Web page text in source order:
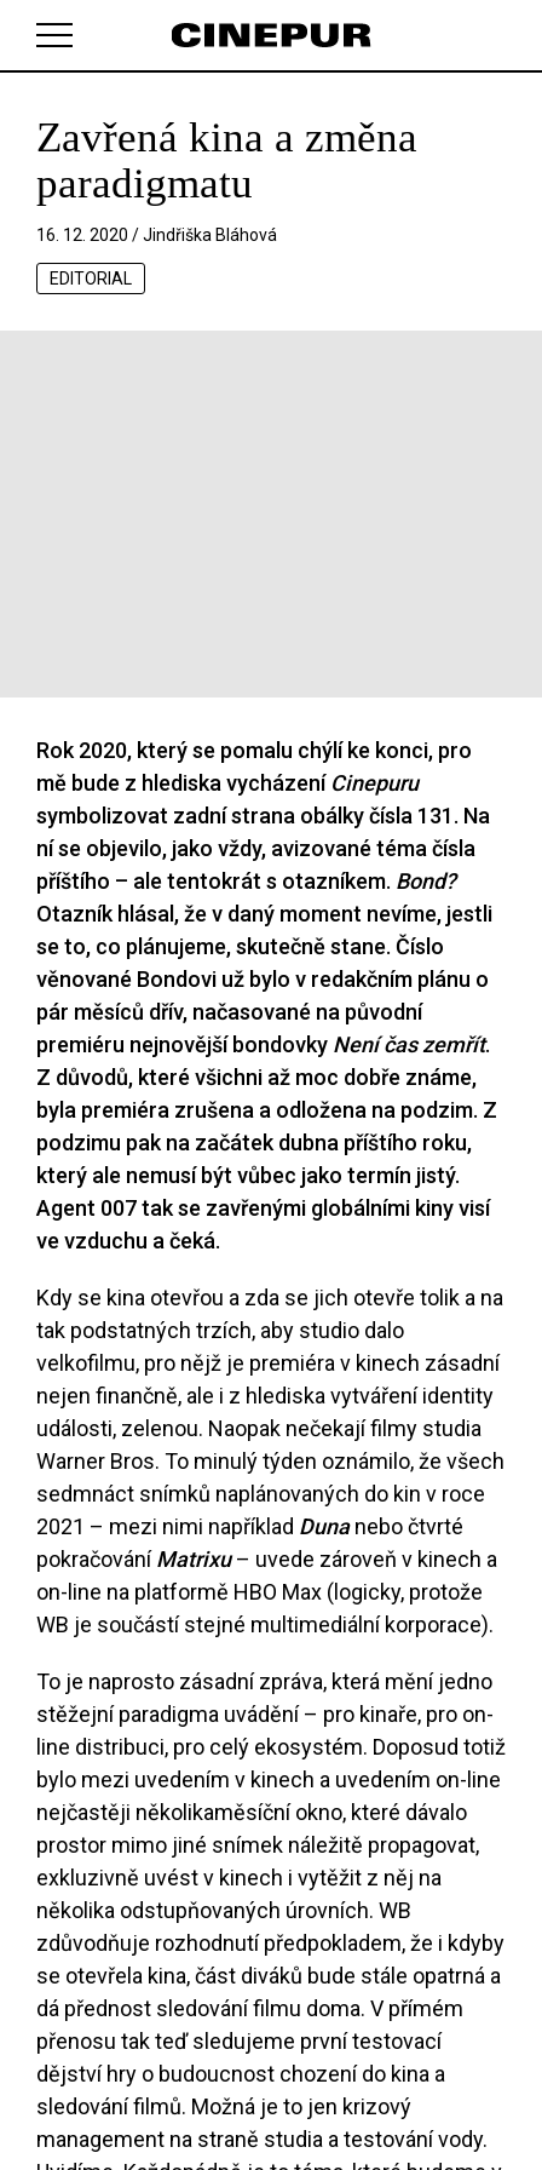
V košíku zatím nemáte žádné položky.
Zavřená kina a změna
paradigmatu
16. 12. 2020 /Jindřiška Bláhová
EDITORIAL
Rok 2020, který se pomalu chýlí ke konci, pro
mě bude z hlediska vycházení Cinepuru
symbolizovat zadní strana obálky čísla 131. Na
ní se objevilo, jako vždy, avizované téma čísla
příštího – ale tentokrát s otazníkem. Bond?
Otazník hlásal, že v daný moment nevíme, jestli
se to, co plánujeme, skutečně stane. Číslo
věnované Bondovi už bylo v redakčním plánu o
pár měsíců dřív, načasované na původní
premiéru nejnovější bondovky Není čas zemřít.
Z důvodů, které všichni až moc dobře známe,
byla premiéra zrušena a odložena na podzim. Z
podzimu pak na začátek dubna příštího roku,
který ale nemusí být vůbec jako termín jistý.
Agent 007 tak se zavřenými globálními kiny visí
ve vzduchu a čeká.
Kdy se kina otevřou a zda se jich otevře tolik a na
tak podstatných trzích, aby studio dalo
velkofilmu, pro nějž je premiéra v kinech zásadní
nejen finančně, ale i z hlediska vytváření identity
události, zelenou. Naopak nečekají filmy studia
Warner Bros. To minulý týden oznámilo, že všech
sedmnáct snímků naplánovaných do kin v roce
2021 – mezi nimi například Dunanebo čtvrté
pokračováníMatrixu– uvede zároveň v kinech a
on-line na platformě HBO Max (logicky, protože
WB je součástí stejné multimediální korporace).
To je naprosto zásadní zpráva, která mění jedno
stěžejní paradigma uvádění – pro kinaře, pro on-
line distribuci, pro celý ekosystém. Doposud totiž
bylo mezi uvedením v kinech a uvedením on-line
nejčastěji několikaměsíční okno, které dávalo
prostor mimo jiné snímek náležitě propagovat,
exkluzivně uvést v kinech i vytěžit z něj na
několika odstupňovaných úrovních. WB
zdůvodňuje rozhodnutí předpokladem, že i kdyby
se otevřela kina, část diváků bude stále opatrná a
dá přednost sledování filmu doma. V přímém
přenosu tak teď sledujeme první testovací
dějství hry o budoucnost chození do kina a
sledování filmů. Možná je to jen krizový
management na straně studia a testování vody.